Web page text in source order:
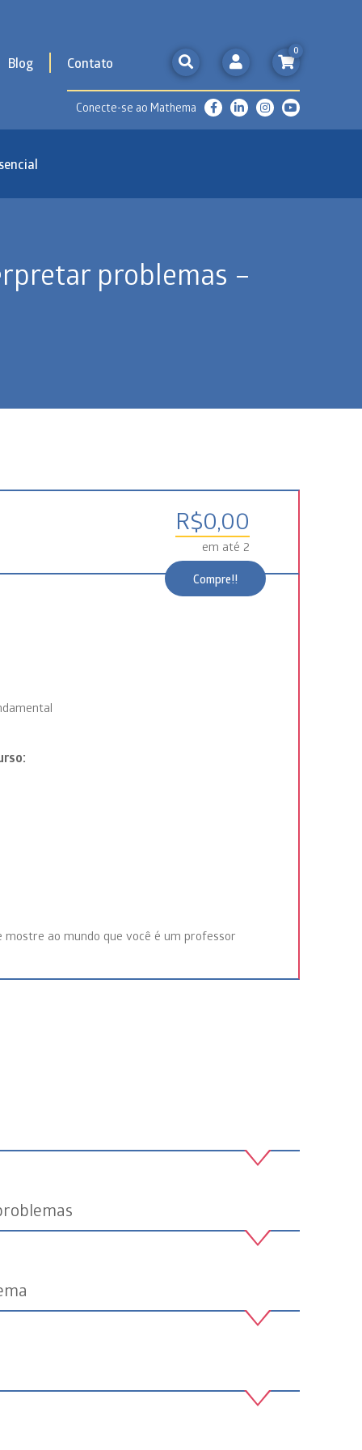
Blog Contato
0
Conecte-se ao Mathema
problemas –
R$0,00
em até 2
Compre!!
mostre ao mundo que você é um professor